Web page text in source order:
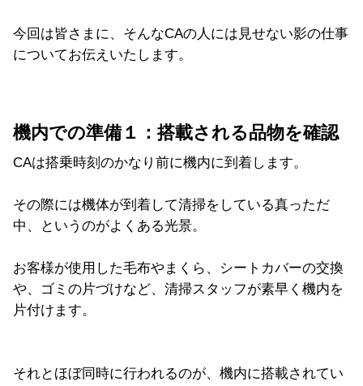
今回は皆さまに、そんなCAの人には見せない影の仕事
についてお伝えいたします。
機内での準備１：搭載される品物を確認
CAは搭乗時刻のかなり前に機内に到着します。
その際には機体が到着して清掃をしている真っただ
中、というのがよくある光景。
お客様が使用した毛布やまくら、シートカバーの交換
や、ゴミの片づけなど、清掃スタッフが素早く機内を
片付けます。
それとほぼ同時に行われるのが、機内に搭載されてい